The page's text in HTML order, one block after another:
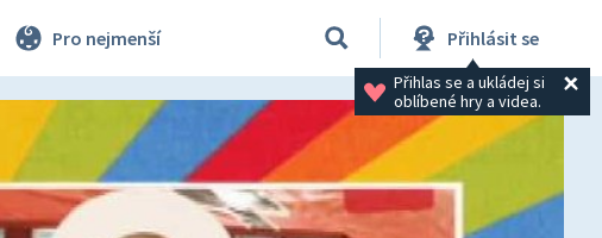
Pro nejmenší Přihlásit se
Přihlas se a ukládej si
oblíbené hry a videa.